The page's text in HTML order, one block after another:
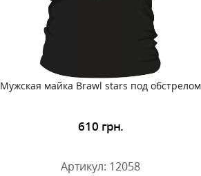
Мужская майка Brawl stars под обстрелом
610 грн.
Артикул: 12058
Подробнее